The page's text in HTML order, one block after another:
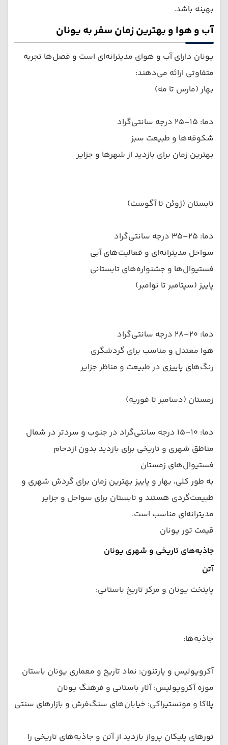
بهینه باشد.
آب و هوا و بهترین زمان سفر به یونان
یونان دارای آب و هوای مدیترانه‌ای است و فصل‌ها تجربه
متفاوتی ارائه می‌دهند:
بهار (مارس تا مه)
دما: ۱۵–۲۵ درجه سانتی‌گراد
شکوفه‌ها و طبیعت سبز
بهترین زمان برای بازدید از شهرها و جزایر
تابستان (ژوئن تا آگوست)
دما: ۲۵–۳۵ درجه سانتی‌گراد
سواحل مدیترانه‌ای و فعالیت‌های آبی
فستیوال‌ها و جشنواره‌های تابستانی
پاییز (سپتامبر تا نوامبر)
دما: ۲۰–۲۸ درجه سانتی‌گراد
هوا معتدل و مناسب برای گردشگری
رنگ‌های پاییزی در طبیعت و مناظر جزایر
زمستان (دسامبر تا فوریه)
دما: ۱۰–۱۵ درجه سانتی‌گراد در جنوب و سردتر در شمال
مناطق شهری و تاریخی برای بازدید بدون ازدحام
فستیوال‌های زمستان
به طور کلی، بهار و پاییز بهترین زمان برای گردش شهری و
طبیعت‌گردی هستند و تابستان برای سواحل و جزایر
مدیترانه‌ای مناسب است.
قیمت تور یونان
جاذبه‌های تاریخی و شهری یونان
آتن
پایتخت یونان و مرکز تاریخ باستانی:
جاذبه‌ها:
آکروپولیس و پارتنون: نماد تاریخ و معماری یونان باستان
موزه آکروپولیس: آثار باستانی و فرهنگ یونان
پلاکا و مونستیراکی: خیابان‌های سنگ‌فرش و بازارهای سنتی
تورهای پلیکان پرواز بازدید از آتن و جاذبه‌های تاریخی را